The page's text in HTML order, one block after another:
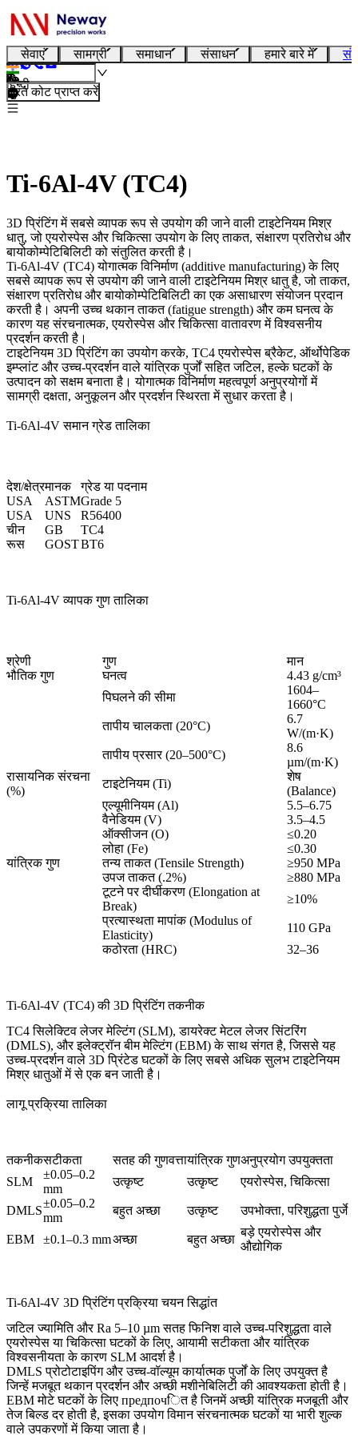
सेवाएं सामग्री समाधान संसाधन हमारे बारे में
हिन्दी
तुरंत कोट प्राप्त करें
Ti-6Al-4V (TC4)
3D प्रिंटिंग में सबसे व्यापक रूप से उपयोग की जाने वाली टाइटेनियम मिश्र
धातु, जो एयरोस्पेस और चिकित्सा उपयोग के लिए ताकत, संक्षारण प्रतिरोध और
बायोकोम्पेटिबिलिटी को संतुलित करती है।
Ti-6Al-4V (TC4)योगात्मक विनिर्माण (additive manufacturing) के लिए
सबसे व्यापक रूप से उपयोग की जाने वाली टाइटेनियम मिश्र धातु है, जो ताकत,
संक्षारण प्रतिरोध और बायोकोम्पेटिबिलिटी का एक असाधारण संयोजन प्रदान
करती है। अपनी उच्च थकान ताकत (fatigue strength) और कम घनत्व के
कारण यह संरचनात्मक, एयरोस्पेस और चिकित्सा वातावरण में विश्वसनीय
प्रदर्शन करती है।
टाइटेनियम 3D प्रिंटिंगका उपयोग करके, TC4 एयरोस्पेस ब्रैकेट, ऑर्थोपेडिक
इम्प्लांट और उच्च-प्रदर्शन वाले यांत्रिक पुर्जों सहित जटिल, हल्के घटकों के
उत्पादन को सक्षम बनाता है। योगात्मक विनिर्माण महत्वपूर्ण अनुप्रयोगों में
सामग्री दक्षता, अनुकूलन और प्रदर्शन स्थिरता में सुधार करता है।
Ti-6Al-4V समान ग्रेड तालिका
देश/क्षेत्रमानक
ग्रेड या पदनाम
USA
ASTMGrade 5
USA
UNS
R56400
चीन
GB
TC4
रूस
GOSTBT6
Ti-6Al-4V व्यापक गुण तालिका
श्रेणी गुण
मान
भौतिक गुण
घनत्व
4.43 g/cm³
पिघलने की सीमा
1604–
1660°C
तापीय चालकता (20°C)
6.7
W/(m·K)
तापीय प्रसार (20–500°C)
8.6
µm/(m·K)
रासायनिक संरचना
(%)
टाइटेनियम (Ti)
शेष
(Balance)
एल्यूमीनियम (Al)
5.5–6.75
वैनेडियम (V)
3.5–4.5
ऑक्सीजन (O)
≤0.20
लोहा (Fe)
≤0.30
यांत्रिक गुण
तन्य ताकत (Tensile Strength)
≥950 MPa
उपज ताकत (.2%)
≥880 MPa
टूटने पर दीर्घीकरण (Elongation at
Break)
≥10%
प्रत्यास्थता मापांक (Modulus of
Elasticity)
110 GPa
कठोरता (HRC)
32–36
Ti-6Al-4V (TC4) की 3D प्रिंटिंग तकनीक
TC4 सिलेक्टिव लेजर मेल्टिंग (SLM), डायरेक्ट मेटल लेजर सिंटरिंग
(DMLS), और इलेक्ट्रॉन बीम मेल्टिंग (EBM) के साथ संगत है, जिससे यह
उच्च-प्रदर्शन वाले 3D प्रिंटेड घटकों के लिए सबसे अधिक सुलभ टाइटेनियम
मिश्र धातुओं में से एक बन जाती है।
लागू प्रक्रिया तालिका
तकनीकसटीकता सतह की गुणवत्तायांत्रिक गुणअनुप्रयोग उपयुक्तता
SLM
±0.05–0.2
mm
उत्कृष्ट उत्कृष्ट एयरोस्पेस, चिकित्सा
DMLS
±0.05–0.2
mm
बहुत अच्छा उत्कृष्ट उपभोक्ता, परिशुद्धता पुर्जे
EBM ±0.1–0.3 mmअच्छा बहुत अच्छा
बड़े एयरोस्पेस और
औद्योगिक
Ti-6Al-4V 3D प्रिंटिंग प्रक्रिया चयन सिद्धांत
जटिल ज्यामिति और Ra 5–10 µm सतह फिनिश वाले उच्च-परिशुद्धता वाले
एयरोस्पेस या चिकित्सा घटकों के लिए, आयामी सटीकता और यांत्रिक
विश्वसनीयता के कारण SLM आदर्श है।
DMLS प्रोटोटाइपिंग और उच्च-वॉल्यूम कार्यात्मक पुर्जों के लिए उपयुक्त है
जिन्हें मजबूत थकान प्रदर्शन और अच्छी मशीनेबिलिटी की आवश्यकता होती है।
EBMमोटे घटकों के लिए предпочित है जिनमें अच्छी यांत्रिक मजबूती और
तेज बिल्ड दर होती है, इसका उपयोग विमान संरचनात्मक घटकों या भारी शुल्क
वाले उपकरणों में किया जाता है।